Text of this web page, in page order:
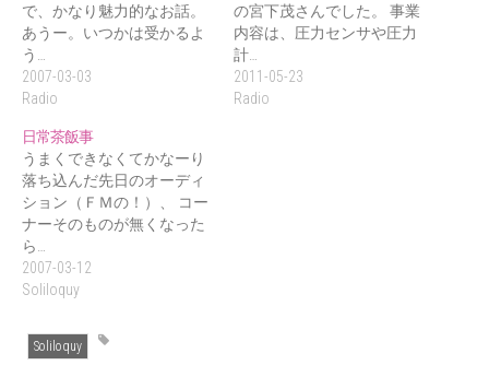
で、かなり魅力的なお話。
あうー。いつかは受かるよ
う…
2007-03-03
Radio
の宮下茂さんでした。 事業
内容は、圧力センサや圧力
計…
2011-05-23
Radio
日常茶飯事
うまくできなくてかなーり
落ち込んだ先日のオーディ
ション（ＦＭの！）、 コー
ナーそのものが無くなった
ら…
2007-03-12
Soliloquy
Soliloquy